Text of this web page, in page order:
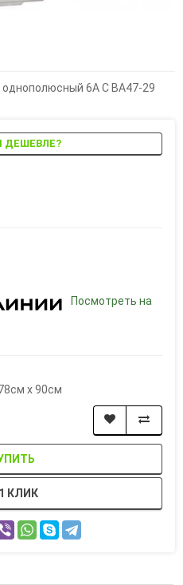
6А С ВА47-29
Посмотреть на
x 90см
КЛИК